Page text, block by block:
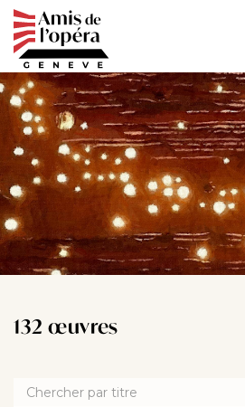
Aller
au
contenu
principal
132 œuvres